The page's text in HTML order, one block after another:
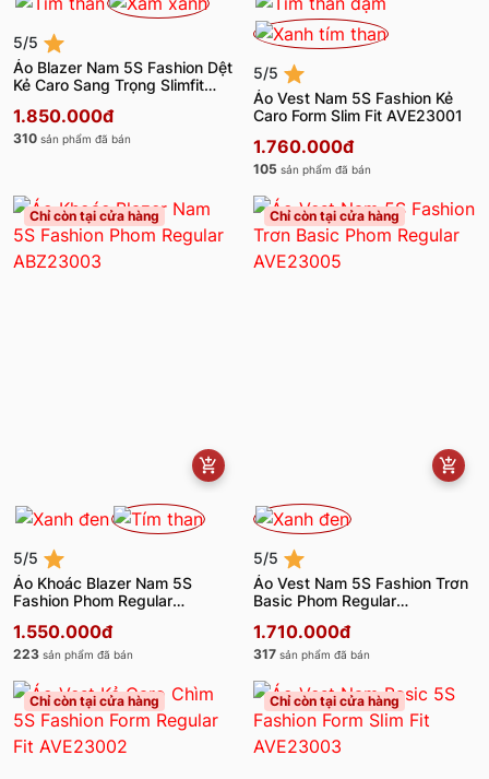
5/5
Áo Blazer Nam 5S Fashion Dệt
Kẻ Caro Sang Trọng Slimfit
1.850.000đ
310 sản phẩm đã bán
5/5
Áo Vest Nam 5S Fashion Kẻ
Caro Form Slim Fit AVE23001
1.760.000đ
105 sản phẩm đã bán
Chỉ còn tại cửa hàng
5/5
Áo Khoác Blazer Nam 5S
Fashion Phom Regular
1.550.000đ
223 sản phẩm đã bán
Chỉ còn tại cửa hàng
5/5
Áo Vest Nam 5S Fashion Trơn
Basic Phom Regular
1.710.000đ
317 sản phẩm đã bán
Chỉ còn tại cửa hàng Chỉ còn tại cửa hàng